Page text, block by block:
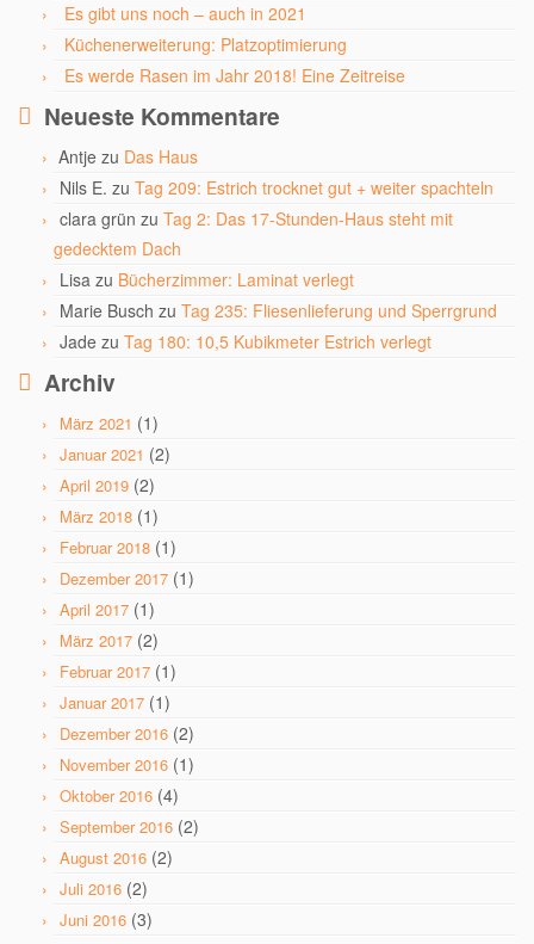
Es gibt uns noch – auch in 2021
Küchenerweiterung: Platzoptimierung
Es werde Rasen im Jahr 2018! Eine Zeitreise
Neueste Kommentare
Antje zu Das Haus
Nils E. zu Tag 209: Estrich trocknet gut + weiter spachteln
clara grün zu Tag 2: Das 17-Stunden-Haus steht mit
gedecktem Dach
Lisa zu Bücherzimmer: Laminat verlegt
Marie Busch zu Tag 235: Fliesenlieferung und Sperrgrund
Jade zu Tag 180: 10,5 Kubikmeter Estrich verlegt
Archiv
März 2021 (1)
Januar 2021 (2)
April 2019 (2)
März 2018 (1)
Februar 2018 (1)
Dezember 2017 (1)
April 2017 (1)
März 2017 (2)
Februar 2017 (1)
Januar 2017 (1)
Dezember 2016 (2)
November 2016 (1)
Oktober 2016 (4)
September 2016 (2)
August 2016 (2)
Juli 2016 (2)
Juni 2016 (3)